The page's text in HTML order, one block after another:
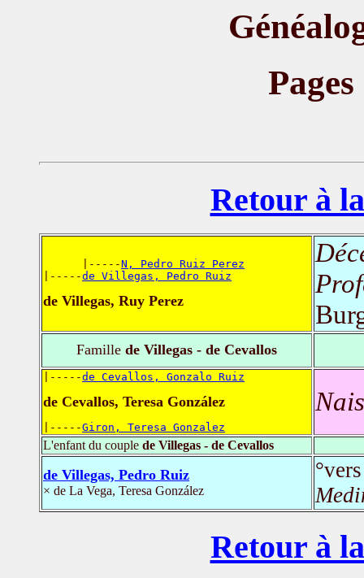
Retour à
      |-----
N, Pedro Ruiz Perez
|-----de Villegas, Pedro Ruiz
de Villegas, Ruy Perez
Famille de Villegas - de Cevallos
|-----de Cevallos, Gonzalo Ruiz
de Cevallos, Teresa González
|-----Giron, Teresa Gonzalez
L'enfant du couple de Villegas - de Cevallos
de Villegas, Pedro Ruiz
× de La Vega, Teresa González
Retour à